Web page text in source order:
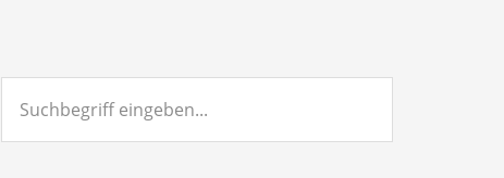
eingeben...